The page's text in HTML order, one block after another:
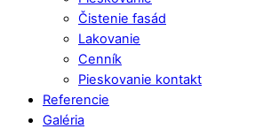
Čistenie fasád
Lakovanie
Cenník
Pieskovanie kontakt
Referencie
Galéria